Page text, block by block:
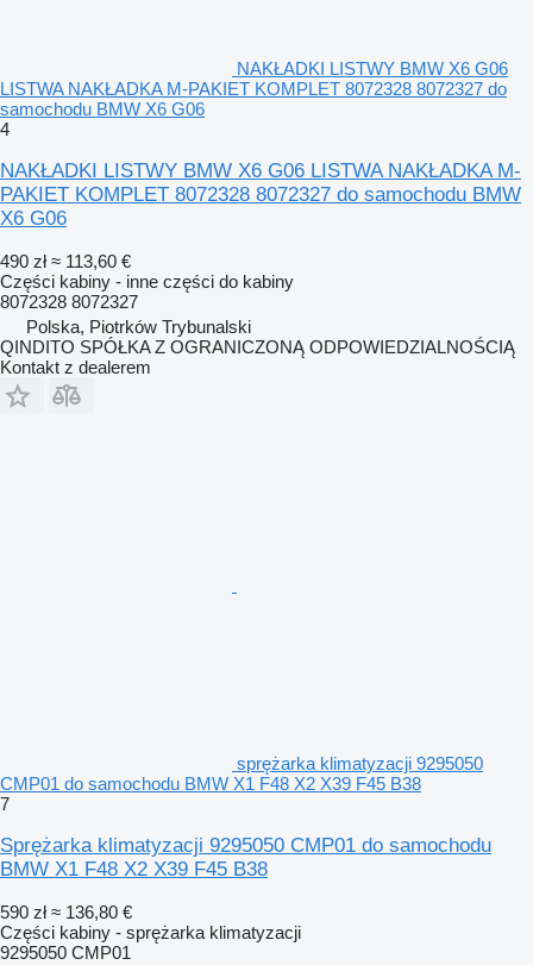
NAKŁADKI LISTWY BMW X6 G06
LISTWA NAKŁADKA M-PAKIET KOMPLET 8072328 8072327 do
samochodu BMW X6 G06
4
NAKŁADKI LISTWY BMW X6 G06 LISTWA NAKŁADKA M-
PAKIET KOMPLET 8072328 8072327 do samochodu BMW
X6 G06
490 zł ≈ 113,60 €
Części kabiny - inne części do kabiny
8072328 8072327
Polska, Piotrków Trybunalski
QINDITO SPÓŁKA Z OGRANICZONĄ ODPOWIEDZIALNOŚCIĄ
Kontakt z dealerem
sprężarka klimatyzacji 9295050
CMP01 do samochodu BMW X1 F48 X2 X39 F45 B38
7
Sprężarka klimatyzacji 9295050 CMP01 do samochodu
BMW X1 F48 X2 X39 F45 B38
590 zł ≈ 136,80 €
Części kabiny - sprężarka klimatyzacji
9295050 CMP01